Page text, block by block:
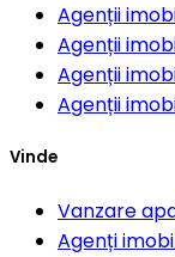
Agenții
Agenții
Agenții
Agenții
Vinde
Vanzare
Agenți